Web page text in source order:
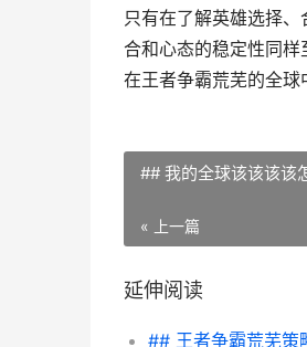
只有在了解英雄选择
合和心态的稳定性同
在王者争霸荒芜的全球
## 我的全球该该该该
« 上一篇
延伸阅读
## 王者争霸荒芜策